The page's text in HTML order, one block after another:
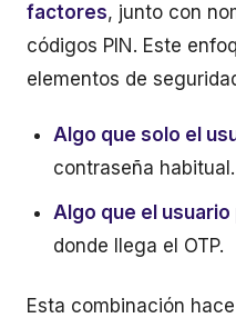
factores, junto con
códigos PIN. Este
elementos de
Algo que solo el
contraseña habitual.
Algo que el
donde llega el OTP.
Esta combinación